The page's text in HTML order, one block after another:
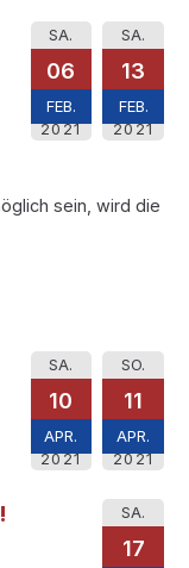
SA.
06
FEB.
2021
SA.
13
FEB.
2021
sein, wird die
SA.
10
APR.
2021
SO.
11
APR.
2021
SA.
17